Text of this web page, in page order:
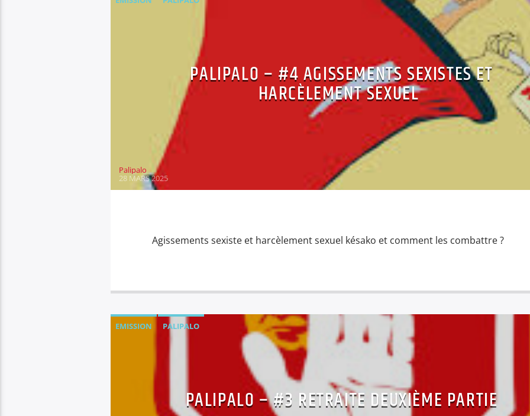
PALIPALO – #4 AGISSEMENTS SEXISTES ET
HARCÈLEMENT SEXUEL
Palipalo
28 MARS 2025
Agissements sexiste et harcèlement sexuel késako et comment les combattre ?
EMISSION PALIPALO
PALIPALO – #3 RETRAITE DEUXIÈME PARTIE